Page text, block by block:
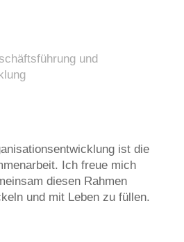
und
ist die
Ich freue mich
diesen Rahmen
und mit Leben zu füllen.